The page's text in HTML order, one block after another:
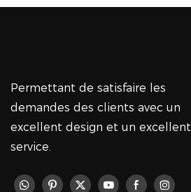
Permettant de satisfaire les
demandes des clients avec un
excellent design et un excellent
service.